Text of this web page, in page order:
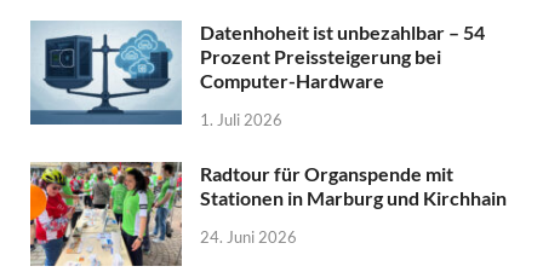
Datenhoheit ist unbezahlbar – 54
Prozent Preissteigerung bei
Computer-Hardware
1. Juli 2026
Radtour für Organspende mit
Stationen in Marburg und Kirchhain
24. Juni 2026